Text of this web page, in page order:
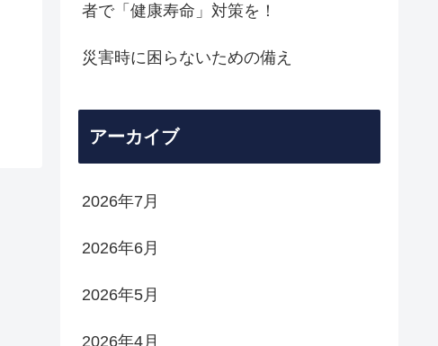
者で「健康寿命」対策を！
災害時に困らないための備え
アーカイブ
2026年7月
2026年6月
2026年5月
2026年4月